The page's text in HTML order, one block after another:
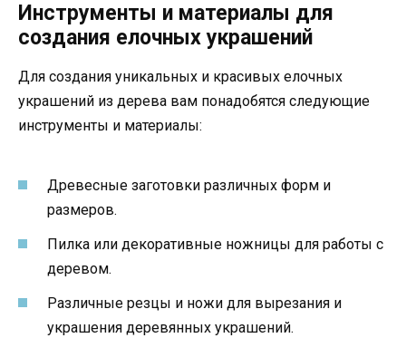
Инструменты и материалы для
создания елочных украшений
Для создания уникальных и красивых елочных
украшений из дерева вам понадобятся следующие
инструменты и материалы:
Древесные заготовки различных форм и
размеров.
Пилка или декоративные ножницы для работы с
деревом.
Различные резцы и ножи для вырезания и
украшения деревянных украшений.